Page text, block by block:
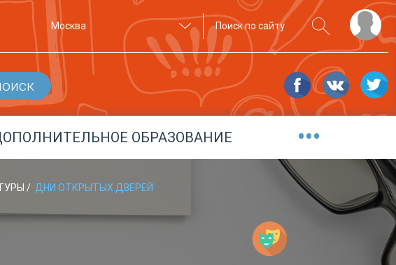
Москва
ОБРАЗОВАНИЕ •••
/ ДНИ ОТКРЫТЫХ ДВЕРЕЙ